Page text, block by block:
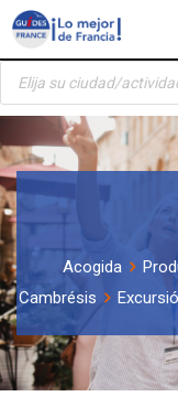
Panel de gestión de
Skip
content
Búsqueda
productos
Acogida
Cambrésis